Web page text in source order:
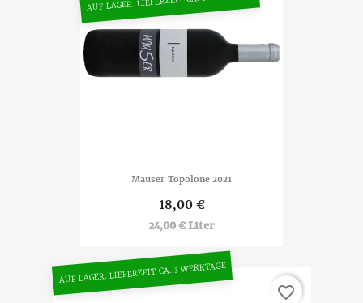
Mauser Topolone 2021
18,00 €
24,00 € Liter
AUF LAGER. LIEFERZEIT CA. 3 WERKTAGE
favorite_border